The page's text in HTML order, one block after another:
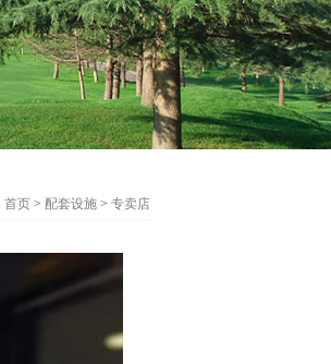
首页 > 配套设施 > 专卖店